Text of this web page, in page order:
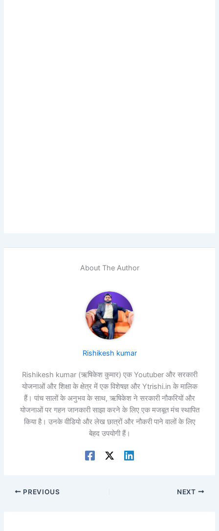
About The Author
Rishikesh kumar
Rishikesh kumar (ऋषिकेश कुमार) एक Youtuber और सरकारी
योजनाओं और शिक्षा के क्षेत्र में एक विशेषज्ञ और Ytrishi.in के मालिक
हैं। पांच सालों के अनुभव के साथ, ऋषिकेश ने सरकारी नौकरियों और
योजनाओं पर गहन जानकारी साझा करने के लिए एक मजबूत मंच स्थापित
किया है। उनके वीडियो और लेख छात्रों और नौकरी पाने वालों के लिए
बेहद उपयोगी हैं।
PREVIOUS NEXT